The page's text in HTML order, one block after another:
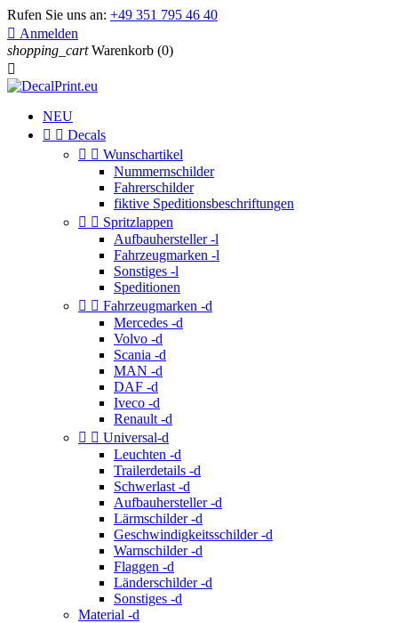
Rufen Sie uns an: +49 351 795 46 40
 Anmelden
shopping_cart Warenkorb (0)

NEU
  Decals
  Wunschartikel
Nummernschilder
Fahrerschilder
fiktive Speditionsbeschriftungen
  Spritzlappen
Aufbauhersteller -l
Fahrzeugmarken -l
Sonstiges -l
Speditionen
  Fahrzeugmarken -d
Mercedes -d
Volvo -d
Scania -d
MAN -d
DAF -d
Iveco -d
Renault -d
  Universal-d
Leuchten -d
Trailerdetails -d
Schwerlast -d
Aufbauhersteller -d
Lärmschilder -d
Geschwindigkeitsschilder -d
Warnschilder -d
Flaggen -d
Länderschilder -d
Sonstiges -d
Material -d